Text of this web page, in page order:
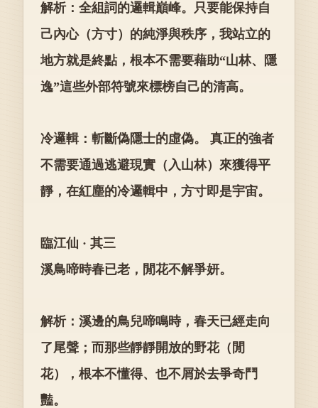
解析：全組詞的邏輯巔峰。只要能保持自
己內心（方寸）的純淨與秩序，我站立的
地方就是終點，根本不需要藉助“山林、隱
逸”這些外部符號來標榜自己的清高。
冷邏輯：斬斷偽隱士的虛偽。 真正的強者
不需要通過逃避現實（入山林）來獲得平
靜，在紅塵的冷邏輯中，方寸即是宇宙。
臨江仙 · 其三
溪鳥啼時春已老，閒花不解爭妍。
解析：溪邊的鳥兒啼鳴時，春天已經走向
了尾聲；而那些靜靜開放的野花（閒
花），根本不懂得、也不屑於去爭奇鬥
豔。